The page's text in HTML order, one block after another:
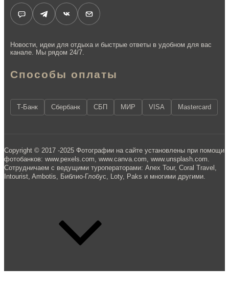
Способы оплаты
Т-Банк Сбербанк СБП МИР VISA Mastercard
Новости, идеи для отдыха и быстрые ответы в удобном для вас
канале. Мы рядом 24/7.
Copyright © 2017 -2025 Фотографии на сайте установлены при помощи
фотобанков: www.pexels.com, www.canva.com, www.unsplash.com.
Сотрудничаем с ведущими туроператорами: Anex Tour, Coral Travel,
Intourist, Ambotis, Библио-Глобус, Loty, Paks и многими другими.